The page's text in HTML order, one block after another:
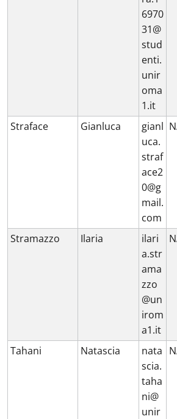
6970
31@
stud
enti.
unir
oma
1.it
Straface
Gianluca
gianl
uca.
straf
ace2
0@g
mail.
com
Stramazzo Ilaria
ilari
a.str
ama
zzo
@un
irom
a1.it
Tahani Natascia
nata
scia.
taha
ni@
unir